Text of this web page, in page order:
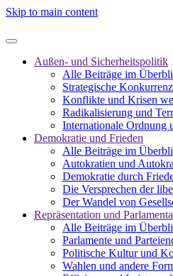
Skip to main content
Außen- und Sicherheitspolitik
Alle Beiträge im
Strategische
Konflikte und Krisen
Radikalisierung und
Internationale Ordnung
Demokratie und Frieden
Alle Beiträge im
Autokratien und
Demokratie durch
Die Versprechen der
Der Wandel von
Repräsentation und
Alle Beiträge im
Parlamente und
Politische Kultur und
Wahlen und andere